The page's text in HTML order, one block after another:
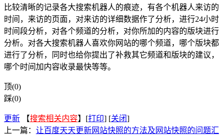
比较清晰的记录各大搜索机器人的痕迹，有各个机器人来访的
时间，来访的页面，对来访的详细数据作了分析，进行24小时
时间段分析，对各个频道的分析，对你所加的内容的版块进行
分析。对各大搜索机器人喜欢你网站的哪个频道，哪个版块都
进行了分析，同时也给你提出了补救其它频道和版块的建议，
哪个时间加内容收录最快等等。
顶(0)
踩(0)
更新 【搜索相关内容】[打印] [关闭]
上一篇： 让百度天天更新网站快照的方法及网站快照的问题汇